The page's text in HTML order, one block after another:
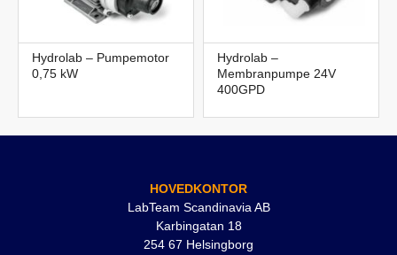
Hydrolab – Pumpemotor
0,75 kW
Hydrolab –
Membranpumpe 24V
400GPD
HOVEDKONTOR
LabTeam Scandinavia AB
Karbingatan 18
254 67 Helsingborg